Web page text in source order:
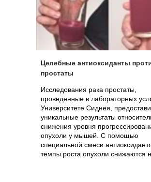
Целебные антиоксиданты
простаты
Исследования рака простаты,
проведенные в лабораторных
Университете Сиднея,
уникальные результаты
снижения уровня
опухоли у мышей. С помощью
специальной смеси
темпы роста опухоли снижаются